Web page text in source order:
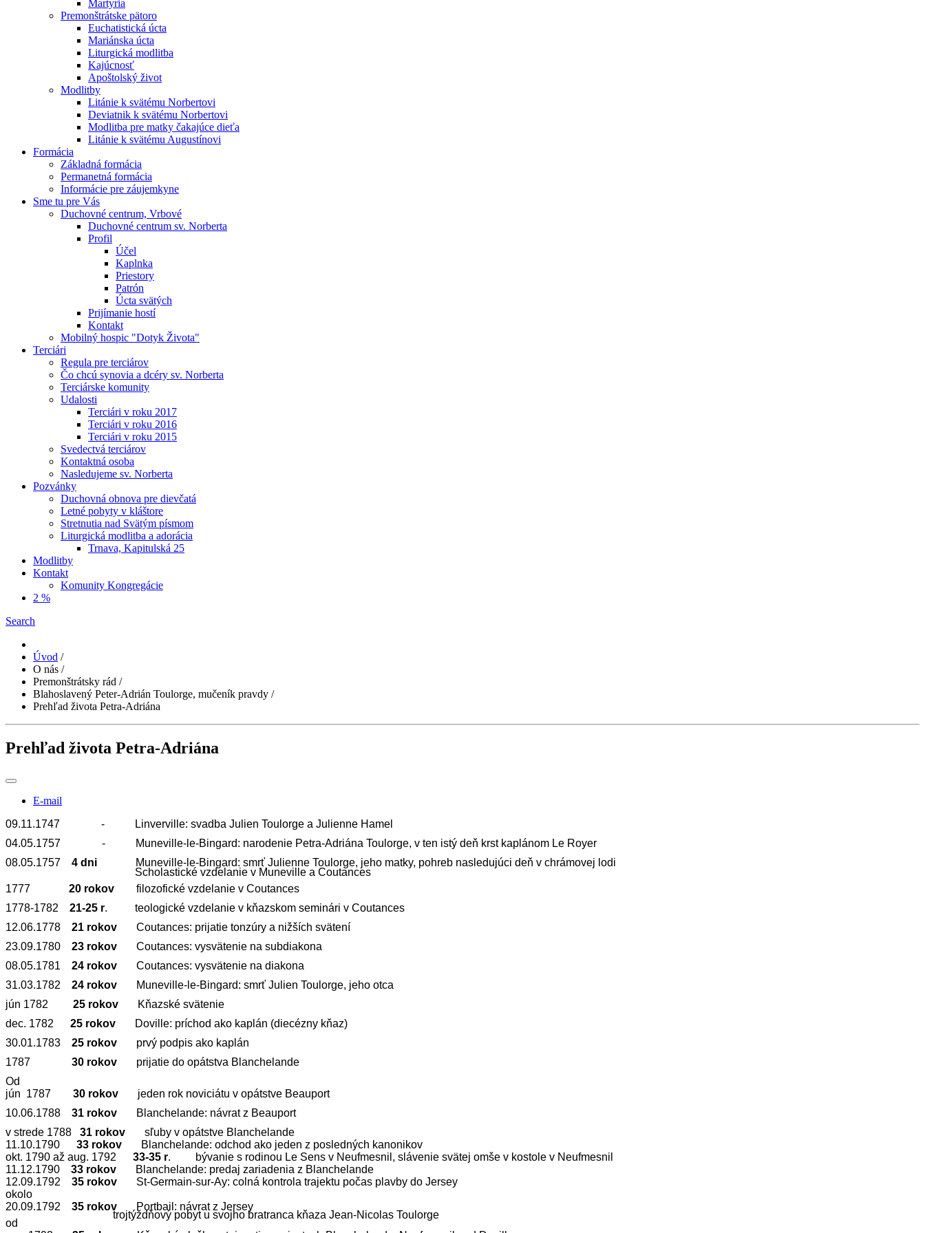
Martyria
Premonštrátske pätoro
Euchatistická úcta
Mariánska úcta
Liturgická modlitba
Kajúcnosť
Apoštolský život
Modlitby
Litánie k svätému Norbertovi
Deviatnik k svätému Norbertovi
Modlitba pre matky čakajúce dieťa
Litánie k svätému Augustínovi
Formácia
Základná formácia
Permanetná formácia
Informácie pre záujemkyne
Sme tu pre Vás
Duchovné centrum, Vrbové
Duchovné centrum sv. Norberta
Profil
Účel
Kaplnka
Priestory
Patrón
Úcta svätých
Prijímanie hostí
Kontakt
Mobilný hospic "Dotyk Života"
Terciári
Regula pre terciárov
Čo chcú synovia a dcéry sv. Norberta
Terciárske komunity
Udalosti
Terciári v roku 2017
Terciári v roku 2016
Terciári v roku 2015
Svedectvá terciárov
Kontaktná osoba
Nasledujeme sv. Norberta
Pozvánky
Duchovná obnova pre dievčatá
Letné pobyty v kláštore
Stretnutia nad Svätým písmom
Liturgická modlitba a adorácia
Trnava, Kapitulská 25
Modlitby
Kontakt
Komunity Kongregácie
2 %
Search
Úvod /
O nás /
Premonštrátsky rád /
Blahoslavený Peter-Adrián Toulorge, mučeník pravdy /
Prehľad života Petra-Adriána
Prehľad života Petra-Adriána
E-mail
09.11.1747 - Linverville: svadba Julien Toulorge a Julienne Hamel
04.05.1757 - Muneville-le-Bingard: narodenie Petra-Adriána Toulorge, v ten istý deň krst kaplánom Le Royer
08.05.1757 4 dni Muneville-le-Bingard: smrť Julienne Toulorge, jeho matky, pohreb nasledujúci deň v chrámovej lodi
Scholastické vzdelanie v Muneville a Coutances
1777 20 rokov filozofické vzdelanie v Coutances
1778-1782 21-25 r. teologické vzdelanie v kňazskom seminári v Coutances
12.06.1778 21 rokov Coutances: prijatie tonzúry a nižších svätení
23.09.1780 23 rokov Coutances: vysvätenie na subdiakona
08.05.1781 24 rokov Coutances: vysvätenie na diakona
31.03.1782 24 rokov Muneville-le-Bingard: smrť Julien Toulorge, jeho otca
jún 1782 25 rokov Kňazské svätenie
dec. 1782 25 rokov Doville: príchod ako kaplán (diecézny kňaz)
30.01.1783 25 rokov prvý podpis ako kaplán
1787 30 rokov prijatie do opátstva Blanchelande
Od
jún 1787 30 rokov jeden rok noviciátu v opátstve Beauport
10.06.1788 31 rokov Blanchelande: návrat z Beauport
v strede 1788 31 rokov sľuby v opátstve Blanchelande
11.10.1790 33 rokov Blanchelande: odchod ako jeden z posledných kanonikov
okt. 1790 až aug. 1792 33-35 r. bývanie s rodinou Le Sens v Neufmesnil, slávenie svätej omše v kostole v Neufmesnil
11.12.1790 33 rokov Blanchelande: predaj zariadenia z Blanchelande
12.09.1792 35 rokov St-Germain-sur-Ay: colná kontrola trajektu počas plavby do Jersey
okolo
20.09.1792 35 rokov Portbail: návrat z Jersey
trojtýždňový pobyt u svojho bratranca kňaza Jean-Nicolas Toulorge
od